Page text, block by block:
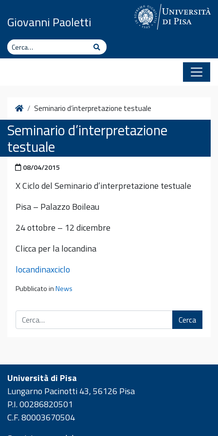
Giovanni Paoletti
Cerca Cerca
HomeSeminario d’interpretazione testuale
Seminario d’interpretazione
testuale
Pubblicato il
08/04/2015
X Ciclo del Seminario d’interpretazione testuale
Pisa – Palazzo Boileau
24 ottobre – 12 dicembre
Clicca per la locandina
locandinaxciclo
Pubblicato inNews
Cerca
Università di Pisa
Lungarno Pacinotti 43, 56126 Pisa
P.I. 00286820501
C.F. 80003670504